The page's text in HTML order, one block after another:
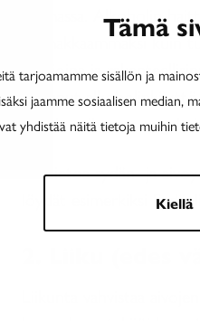
Tämä
tarjoamamme sisällön ja
jaamme sosiaalisen
yhdistää näitä tietoja muihin
Kiellä
olemassa. Alkoholin
voimakkaammaksi
vaurioina ja
jatkunut alkoholinkäyttö
jossain vaiheessa
Lisätietoa sydän- ja
löydät esimerkiksi
2. Liiku (edes